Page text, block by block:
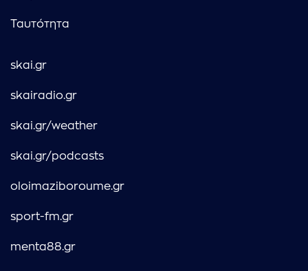
Ταυτότητα
skai.gr
skairadio.gr
skai.gr/weather
skai.gr/podcasts
oloimaziboroume.gr
sport-fm.gr
menta88.gr